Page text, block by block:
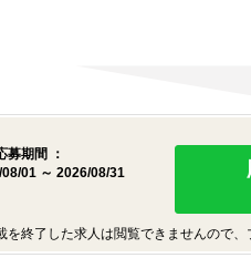
募期間 ：
01 ～ 2026/08/31
終了した求人は閲覧できませんので、